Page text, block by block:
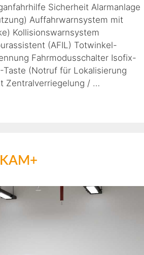
Sicherheit Alarmanlage
Auffahrwarnsystem mit
Kollisionswarnsystem
(AFIL) Totwinkel-
Fahrmodusschalter Isofix-
(Notruf für Lokalisierung
Zentralverriegelung / …